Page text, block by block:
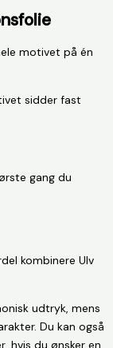
motivet på én
sidder fast
gang du
kombinere Ulv
udtryk, mens
Du kan også
, hvis du ønsker en